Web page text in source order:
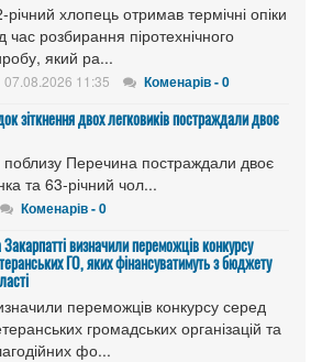
річний хлопець отримав термічні опіки
час розбирання піротехнічного
який ра...
07.08.2026 11:35 Коменарів - 0
зіткнення двох легковиків постраждали двоє
Перечина постраждали двоє
та 63-річний чол...
Коменарів - 0
визначили переможців конкурсу
ГО, яких фінансуватимуть з бюджету
переможців конкурсу серед
громадських організацій та
фо...